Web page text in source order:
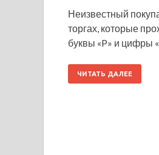
Неизвестный
торгах, которые
буквы «P» и цифры
ЧИТАТЬ ДАЛЕЕ